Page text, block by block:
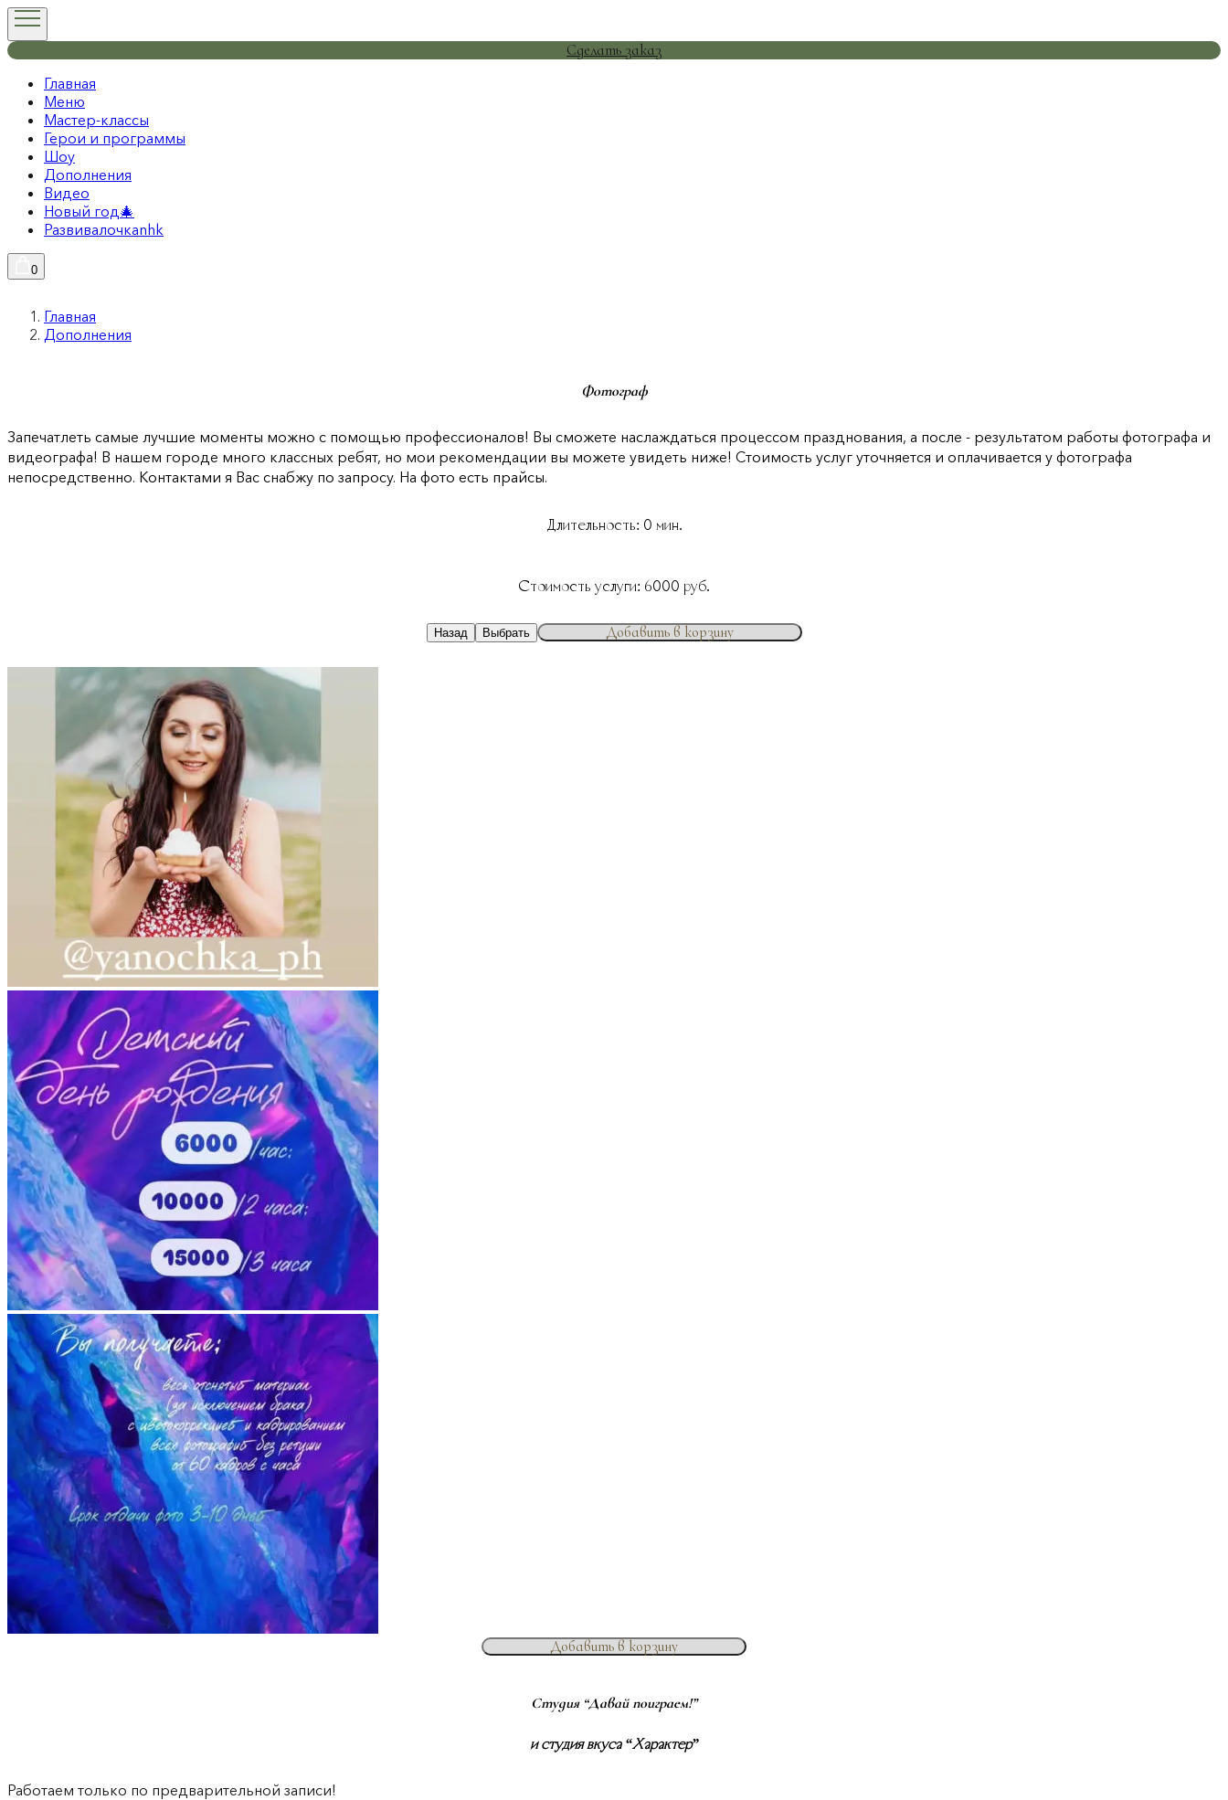
Сделать заказ
Главная
Меню
Мастер-классы
Герои и программы
Шоу
Дополнения
Видео
Новый год🎄
Развивалочкаnhk
0
Главная
Дополнения
Фотограф
Запечатлеть самые лучшие моменты можно с помощью профессионалов! Вы сможете наслаждаться процессом празднования, а после - результатом работы фотографа и
видеографа! В нашем городе много классных ребят, но мои рекомендации вы можете увидеть ниже! Стоимость услуг уточняется и оплачивается у фотографа
непосредственно. Контактами я Вас снабжу по запросу. На фото есть прайсы.
Длительность: 0 мин.
Стоимость услуги: 6000 руб.
Назад Выбрать Добавить в корзину
Добавить в корзину
Студия “Давай поиграем!”
и студия вкуса “Характер”
Работаем только по предварительной записи!